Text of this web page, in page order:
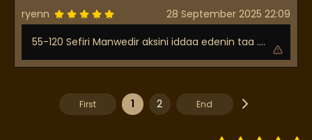
ryenn
28 September 2025 22:09
55-120 Sefiri Manwedir aksini iddaa edenin taa ....
First 1 2 End